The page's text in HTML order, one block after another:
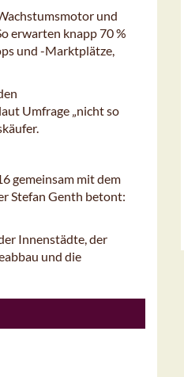
und
erwarten knapp 70 %
und -Marktplätze,
Umfrage „nicht so
gemeinsam mit dem
Stefan Genth betont:
Innenstädte, der
und die